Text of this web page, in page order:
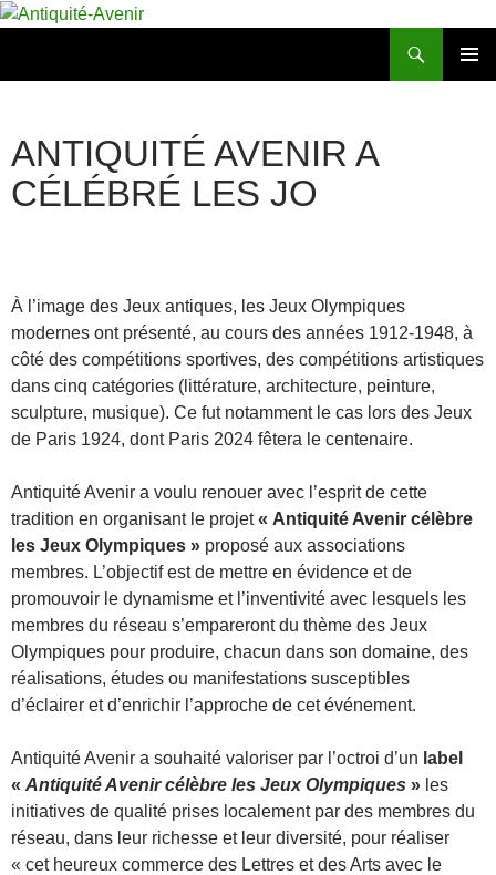
Aller
ANTIQUITÉ AVENIR A
CÉLÉBRÉ LES JO
À l’image des Jeux antiques, les Jeux Olympiques
modernes ont présenté, au cours des années 1912-1948, à
côté des compétitions sportives, des compétitions artistiques
dans cinq catégories (littérature, architecture, peinture,
sculpture, musique). Ce fut notamment le cas lors des Jeux
de Paris 1924, dont Paris 2024 fêtera le centenaire.
Antiquité Avenir a voulu renouer avec l’esprit de cette
tradition en organisant le projet« Antiquité Avenir célèbre
les Jeux Olympiques » proposé aux associations
membres. L’objectif est de mettre en évidence et de
promouvoir le dynamisme et l’inventivité avec lesquels les
membres du réseau s’empareront du thème des Jeux
Olympiques pour produire, chacun dans son domaine, des
réalisations, études ou manifestations susceptibles
d’éclairer et d’enrichir l’approche de cet événement.
Antiquité Avenir a souhaité valoriser par l’octroi d’un label
« Antiquité Avenir célèbre les Jeux Olympiques » les
initiatives de qualité prises localement par des membres du
réseau, dans leur richesse et leur diversité, pour réaliser
« cet heureux commerce des Lettres et des Arts avec le